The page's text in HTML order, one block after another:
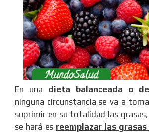
En una dieta balanceada o
ninguna circunstancia se va a
suprimir en su totalidad las
se hará es reemplazar las